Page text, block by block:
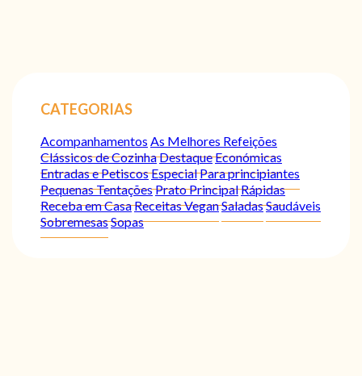
CATEGORIAS
Acompanhamentos As Melhores Refeições
Clássicos de CozinhaDestaqueEconómicas
Entradas e PetiscosEspecialPara principiantes
Pequenas TentaçõesPrato PrincipalRápidas
Receba em CasaReceitas VeganSaladasSaudáveis
SobremesasSopas